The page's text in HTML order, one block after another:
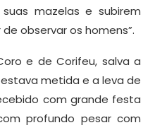
mazelas e subirem
observar os homens”.
e de Corifeu, salva a
metida e a leva de
com grande festa
profundo pesar com